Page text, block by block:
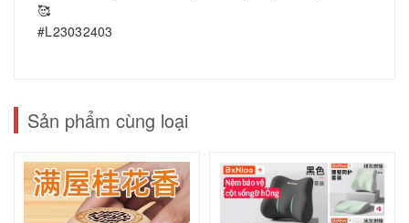
🥰
#L23032403
Sản phẩm cùng loại